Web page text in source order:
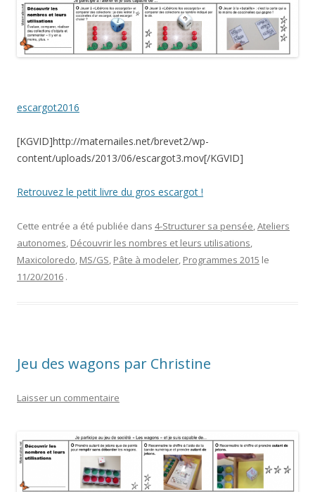
escargot2016
[KGVID]http://maternailes.net/brevet2/wp-
content/uploads/2013/06/escargot3.mov[/KGVID]
Retrouvez le petit livre du gros escargot !
Cette entrée a été publiée dans 4-Structurer sa pensée,Ateliers
autonomes, Découvrir les nombres et leurs utilisations,
Maxicoloredo, MS/GS, Pâte à modeler, Programmes 2015 le
11/20/2016 .
Jeu des wagons par Christine
Laisser un commentaire